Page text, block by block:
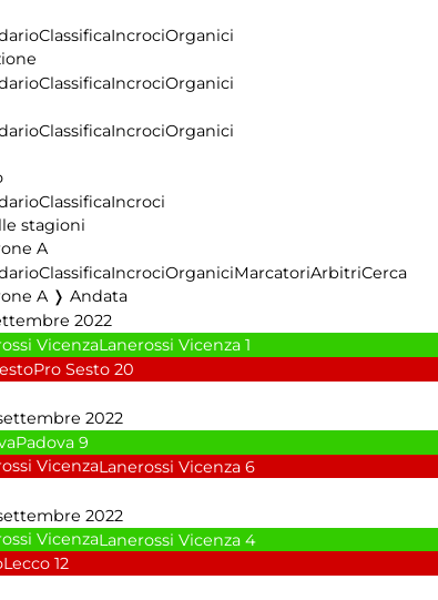
ClassificaIncrociOrganici
ClassificaIncrociOrganici
ClassificaIncrociOrganici
ClassificaIncroci
stagioni
A
ClassificaIncrociOrganiciMarcatoriArbitriCerca
A ❭ Andata
2022
Lanerossi Vicenza 1
Pro Sesto 20
2022
Padova 9
Lanerossi Vicenza 6
2022
Lanerossi Vicenza 4
Lecco 12